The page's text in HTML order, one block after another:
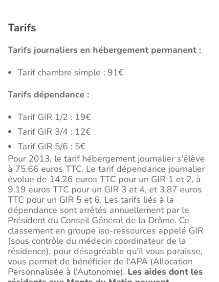
Tarifs
Tarifs journaliers en hébergement permanent :
Tarif chambre simple : 91€
Tarifs dépendance :
Tarif GIR 1/2 : 19€
Tarif GIR 3/4 : 12€
Tarif GIR 5/6 : 5€
Pour 2013, le tarif hébergement journalier s'élève
à 75.66 euros TTC. Le tarif dépendance journalier
évolue de 14.26 euros TTC pour un GIR 1 et 2, à
9.19 euros TTC pour un GIR 3 et 4, et 3.87 euros
TTC pour un GIR 5 et 6. Les tarifs liés à la
dépendance sont arrêtés annuellement par le
Président du Conseil Général de la Drôme. Ce
classement en groupe iso-ressources appelé GIR
(sous contrôle du médecin coordinateur de la
résidence), pour désagréable qu'il vous paraisse,
vous permet de bénéficier de l'APA (Allocation
Personnalisée à l'Autonomie). Les aides dont les